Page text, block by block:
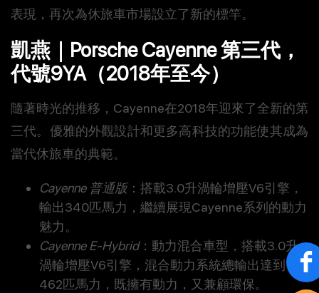
表現，再次為休旅車市場設立了新的標竿。
凱燕｜Porsche Cayenne 第三代，
代號9YA（2018年至今）
隨著時光的推移，Cayenne在2018年迎來了全新的第
三代。優雅的外觀設計和更多高科技的功能使其成為
當代休旅車的典範。
Cayenne 普通版：搭載3.0升渦輪增壓V6引擎，
輸出340匹馬力，繼續展現Cayenne系列的動力
魅力。
Cayenne E-Hybrid：動力混合車型，搭載3.0升
渦輪增壓V6引擎，混合動力系統總輸出達到
462匹馬力，既擁有動力，又兼顧環保。